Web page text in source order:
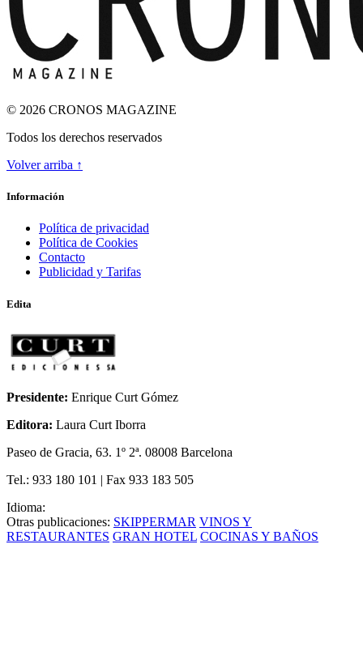
© 2026 CRONOS MAGAZINE
Todos los derechos reservados
Volver arriba ↑
Información
Política de privacidad
Política de Cookies
Contacto
Publicidad y Tarifas
Edita
Presidente: Enrique Curt Gómez
Editora: Laura Curt Iborra
Paseo de Gracia, 63. 1º 2ª. 08008 Barcelona
Tel.: 933 180 101 | Fax 933 183 505
Idioma:
Otras publicaciones: SKIPPERMAR VINOS Y
RESTAURANTES GRAN HOTEL COCINAS Y BAÑOS